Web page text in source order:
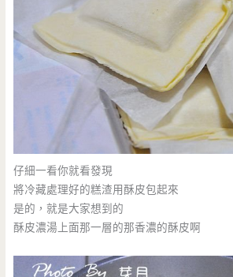
仔細一看你就看發現
將冷藏處理好的糕渣用酥皮包起來
是的，就是大家想到的
酥皮濃湯上面那一層的那香濃的酥皮啊